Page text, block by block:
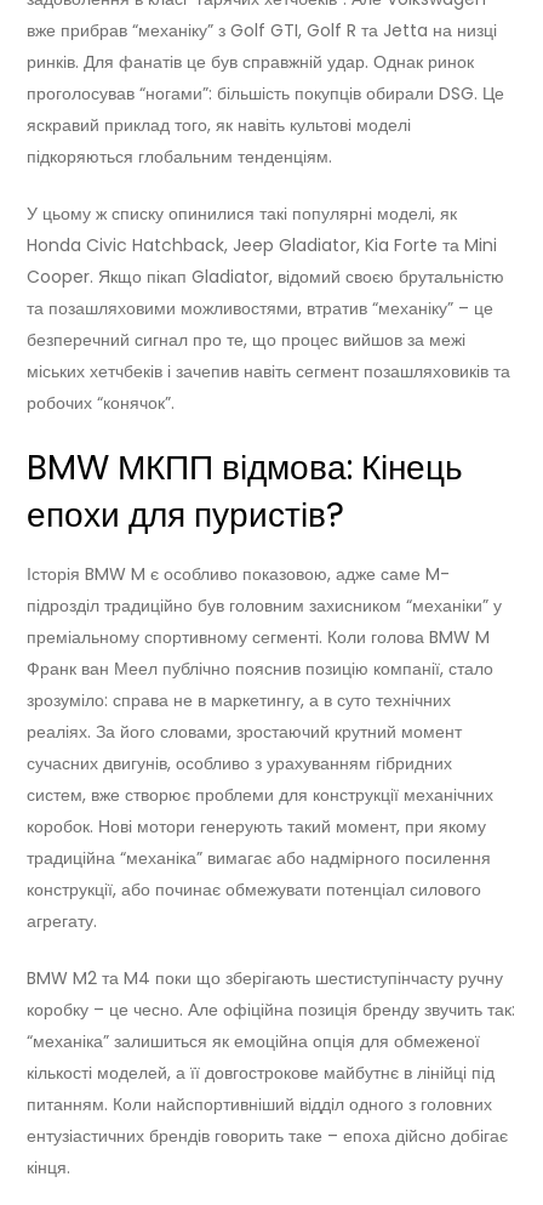
вже прибрав “механіку” з Golf GTI, Golf R та Jetta на низці
ринків. Для фанатів це був справжній удар. Однак ринок
проголосував “ногами”: більшість покупців обирали DSG. Це
яскравий приклад того, як навіть культові моделі
підкоряються глобальним тенденціям.
У цьому ж списку опинилися такі популярні моделі, як
Honda Civic Hatchback, Jeep Gladiator, Kia Forte та Mini
Cooper. Якщо пікап Gladiator, відомий своєю брутальністю
та позашляховими можливостями, втратив “механіку” – це
безперечний сигнал про те, що процес вийшов за межі
міських хетчбеків і зачепив навіть сегмент позашляховиків та
робочих “конячок”.
BMW МКПП відмова: Кінець
епохи для пуристів?
Історія BMW M є особливо показовою, адже саме M-
підрозділ традиційно був головним захисником “механіки” у
преміальному спортивному сегменті. Коли голова BMW M
Франк ван Меел публічно пояснив позицію компанії, стало
зрозуміло: справа не в маркетингу, а в суто технічних
реаліях. За його словами, зростаючий крутний момент
сучасних двигунів, особливо з урахуванням гібридних
систем, вже створює проблеми для конструкції механічних
коробок. Нові мотори генерують такий момент, при якому
традиційна “механіка” вимагає або надмірного посилення
конструкції, або починає обмежувати потенціал силового
агрегату.
BMW M2 та M4 поки що зберігають шестиступінчасту ручну
коробку – це чесно. Але офіційна позиція бренду звучить так:
“механіка” залишиться як емоційна опція для обмеженої
кількості моделей, а її довгострокове майбутнє в лінійці під
питанням. Коли найспортивніший відділ одного з головних
ентузіастичних брендів говорить таке – епоха дійсно добігає
кінця.